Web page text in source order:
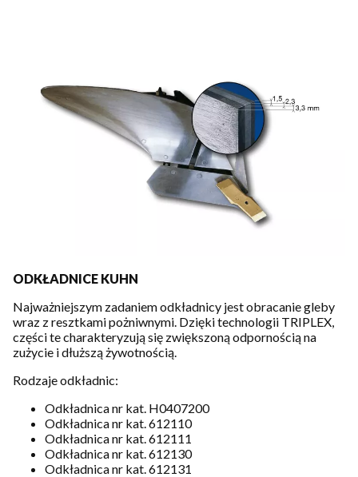
ODKŁADNICE KUHN
Najważniejszym zadaniem odkładnicy jest obracanie gleby
wraz z resztkami pożniwnymi. Dzięki technologii TRIPLEX,
części te charakteryzują się zwiększoną odpornością na
zużycie i dłuższą żywotnością.
Rodzaje odkładnic:
Odkładnica nr kat. H0407200
Odkładnica nr kat. 612110
Odkładnica nr kat. 612111
Odkładnica nr kat. 612130
Odkładnica nr kat. 612131